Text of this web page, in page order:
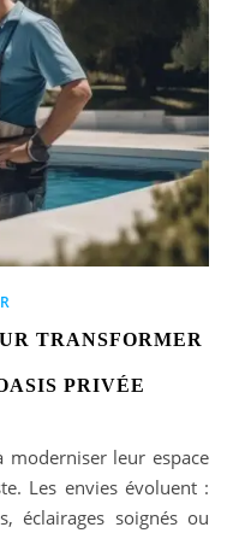
TRANSFORMER
PRIVÉE
Les envies évoluent :
éclairages soignés ou